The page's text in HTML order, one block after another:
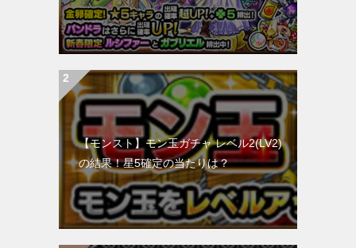
【モンスト】モン玉ガチャ レベル2(LV2)
の結果！星5確定の当たりは？